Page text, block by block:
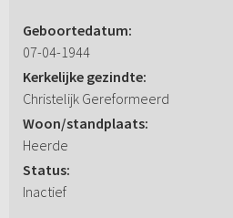
Geboortedatum:
07-04-1944
Kerkelijke gezindte:
Christelijk Gereformeerd
Woon/standplaats:
Heerde
Status:
Inactief